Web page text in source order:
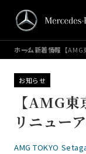
ホーム新着情報 【
お知らせ
【AMG
リニュー
AMG TOKYO